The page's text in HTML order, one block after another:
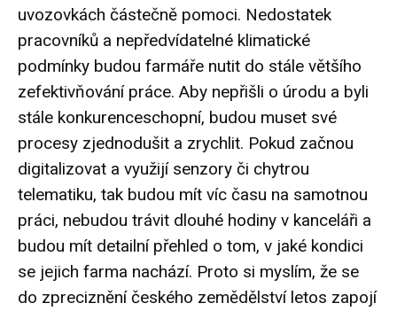
uvozovkách částečně pomoci. Nedostatek
pracovníků a nepředvídatelné klimatické
podmínky budou farmáře nutit do stále většího
zefektivňování práce. Aby nepřišli o úrodu a byli
stále konkurenceschopní, budou muset své
procesy zjednodušit a zrychlit. Pokud začnou
digitalizovat a využijí senzory či chytrou
telematiku, tak budou mít víc času na samotnou
práci, nebudou trávit dlouhé hodiny v kanceláři a
budou mít detailní přehled o tom, v jaké kondici
se jejich farma nachází. Proto si myslím, že se
do zpreciznění českého zemědělství letos zapojí